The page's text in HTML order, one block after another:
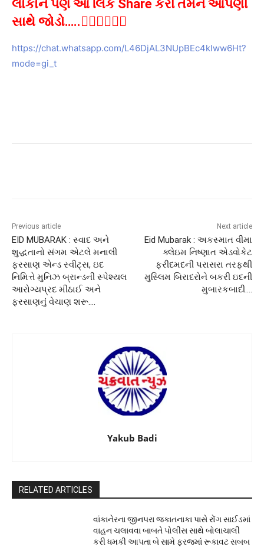
લોકોને પણ આ લિંક Share કરી તેમને આપણી
સાથે જોડો…..👇🏻👇🏻👇🏻
https://chat.whatsapp.com/L46DjAL3NUpBEc4klww6Ht?
mode=gi_t
Previous article
EID MUBARAK : સ્વાદ અને
શુદ્ધતાનો સંગમ એટલે મનાલી
ફરસાણ એન્ડ સ્વીટ્સ, ઇદ
નિમિત્તે મુનિઝ બ્રાન્ડની સ્પેશ્યલ
આરોગ્યપ્રદ મીઠાઈ અને
ફરસાણનું વેચાણ શરૂ….
Next article
Eid Mubarak : અકસ્માત વીમા
ક્લેઇમ નિષ્ણાત એડવોકેટ
ફરીદમદની પરાસરા તરફથી
મુસ્લિમ બિરાદરોને બકરી ઇદની
મુબારકબાદી….
Yakub Badi
RELATED ARTICLES
વાંકાનેરના જીનપરા જકાતનાકા પાસે રોંગ સાઈડમાં
વાહન ચલાવવા બાબતે પોલીસ સાથે બોલાચાલી
કરી ધમકી આપતા બે સામે ફરજમાં રૂકાવટ સબબ